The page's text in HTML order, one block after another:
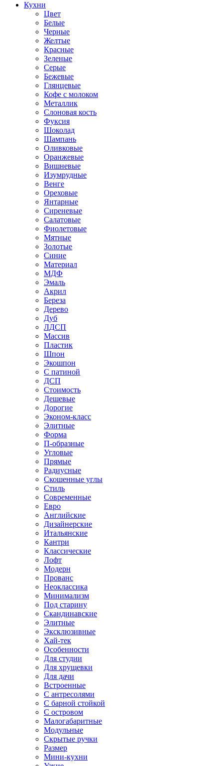
Кухни
Цвет
Белые
Черные
Желтые
Красные
Зеленые
Серые
Бежевые
Глянцевые
Кофе с молоком
Металлик
Слоновая кость
Фуксия
Шоколад
Шампань
Оливковые
Оранжевые
Вишневые
Изумрудные
Венге
Ореховые
Янтарные
Сиреневые
Салатовые
Фиолетовые
Мятные
Золотые
Синие
Материал
МДФ
Эмаль
Акрил
Береза
Дерево
Дуб
ЛДСП
Массив
Пластик
Шпон
Экошпон
С патиной
ДСП
Стоимость
Дешевые
Дорогие
Эконом-класс
Элитные
Форма
П-образные
Угловые
Прямые
Радиусные
Скошенные углы
Стиль
Современные
Евро
Английские
Дизайнерские
Итальянские
Кантри
Классические
Лофт
Модерн
Прованс
Неоклассика
Минимализм
Под старину
Скандинавские
Элитные
Эксклюзивные
Хай-тек
Особенности
Для студии
Для хрущевки
Для дачи
Встроенные
С антресолями
С барной стойкой
С островом
Малогабаритные
Модульные
Скрытые ручки
Размер
Мини-кухни